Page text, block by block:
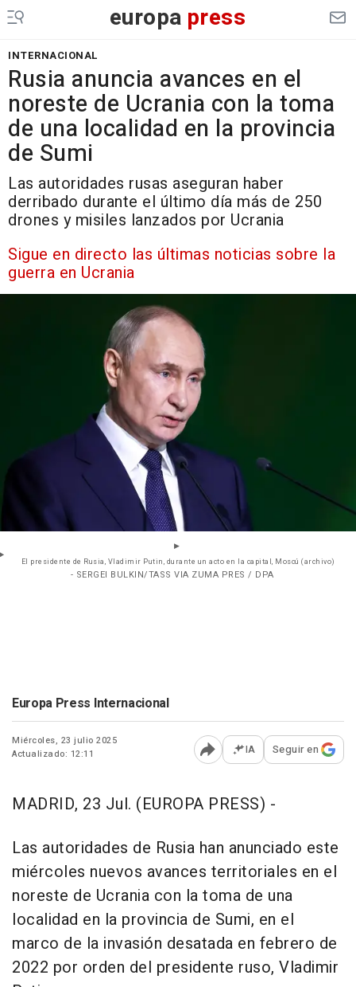
europa press
INTERNACIONAL
Rusia anuncia avances en el
noreste de Ucrania con la toma
de una localidad en la provincia
de Sumi
Las autoridades rusas aseguran haber
derribado durante el último día más de 250
drones y misiles lanzados por Ucrania
Sigue en directo las últimas noticias sobre la
guerra en Ucrania
El presidente de Rusia, Vladimir Putin, durante un acto en la capital, Moscú (archivo)
- SERGEI BULKIN/TASS VIA ZUMA PRES / DPA
Europa Press Internacional
Miércoles, 23 julio 2025
Actualizado: 12:11
Abrir opciones para
IA Seguir en
MADRID, 23 Jul. (EUROPA PRESS) -
Las autoridades de Rusia han anunciado este
miércoles nuevos avances territoriales en el
noreste de Ucrania con la toma de una
localidad en la provincia de Sumi, en el
marco de la invasión desatada en febrero de
2022 por orden del presidente ruso, Vladimir